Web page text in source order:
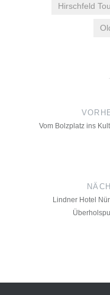
Hirschfeld
Vom Bolzplatz ins
Lindner Hotel